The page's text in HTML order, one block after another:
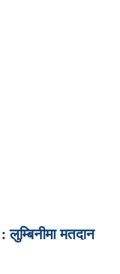
लुम्बिनीमा मतदान